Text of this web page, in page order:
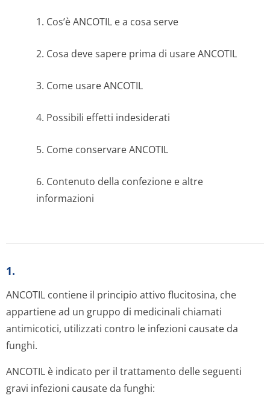
1. Cos’è ANCOTIL e a cosa serve
2. Cosa deve sapere prima di usare ANCOTIL
3. Come usare ANCOTIL
4. Possibili effetti indesiderati
5. Come conservare ANCOTIL
6. Contenuto della confezione e altre
informazioni
1.
ANCOTIL contiene il principio attivo flucitosina, che
appartiene ad un gruppo di medicinali chiamati
antimicotici, utilizzati contro le infezioni causate da
funghi.
ANCOTIL è indicato per il trattamento delle seguenti
gravi infezioni causate da funghi: